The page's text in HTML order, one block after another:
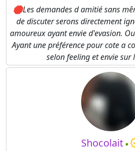
🛑Les demandes d amitié sans
de discuter serons directement
amoureux ayant envie d'evasion.
Ayant une préférence pour cote a
selon feeling et envie sur
Shocolait